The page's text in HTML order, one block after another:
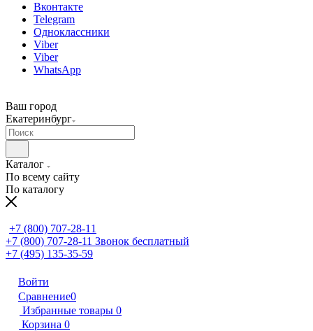
Вконтакте
Telegram
Одноклассники
Viber
Viber
WhatsApp
Ваш город
Екатеринбург
Каталог
По всему сайту
По каталогу
+7 (800) 707-28-11
+7 (800) 707-28-11 Звонок бесплатный
+7 (495) 135-35-59
Войти
Сравнение0
Избранные товары 0
Корзина 0